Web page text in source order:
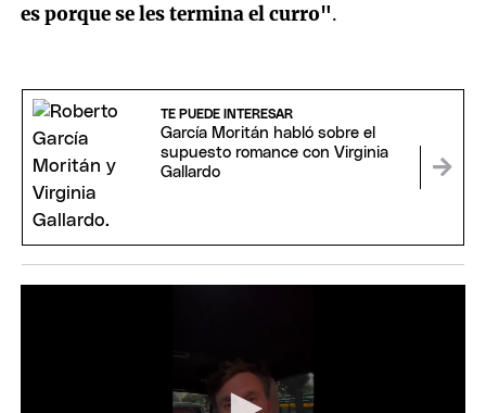
es porque se les termina el curro".
TE PUEDE INTERESAR
García Moritán habló sobre el
supuesto romance con Virginia
Gallardo